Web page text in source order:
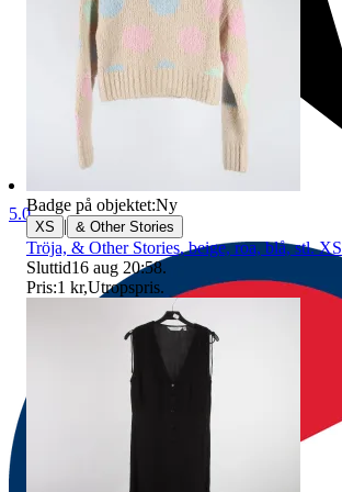
5.0Badge på objektet:Ny
XS | & Other Stories
Tröja, & Other Stories, beige, roa, blå, stl. XS
Sluttid16 aug 20:58.
Pris:1 kr,Utropspris.